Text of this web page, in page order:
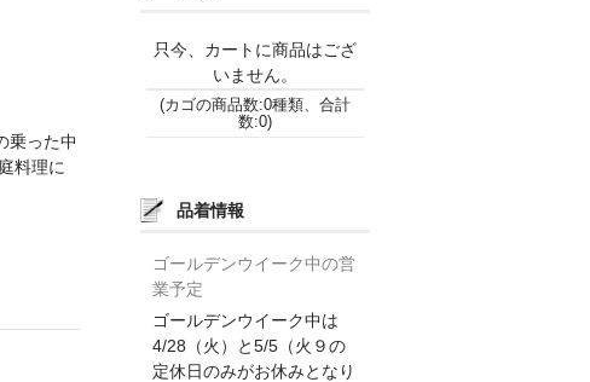
乗った中
料理に
只今、カートに商品はござ
いません。
(カゴの商品数:0種類、合計
数:0)
品着情報
ゴールデンウイーク中の営
業予定
ゴールデンウイーク中は
4/28（火）と5/5（火９の
定休日のみがお休みとなり